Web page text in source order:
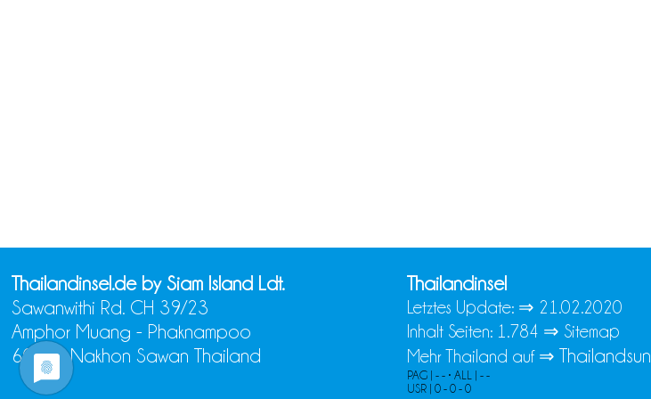
Thailandinsel.de by Siam Island Ldt.
Sawanwithi Rd. CH 39/23
Amphor Muang - Phaknampoo
60000 Nakhon Sawan Thailand
Thailandinsel
Letztes Update: ⇒ 21.02.2020
Inhalt Seiten: 1.784 ⇒ Sitemap
Mehr Thailand auf ⇒ Thailandsun
PAG | - - • ALL | - -
USR | 0 - 0 - 0